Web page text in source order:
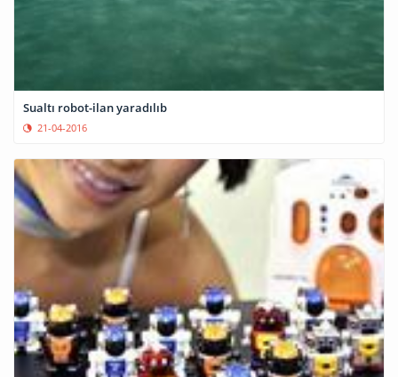
Sualtı robot-ilan yaradılıb
21-04-2016